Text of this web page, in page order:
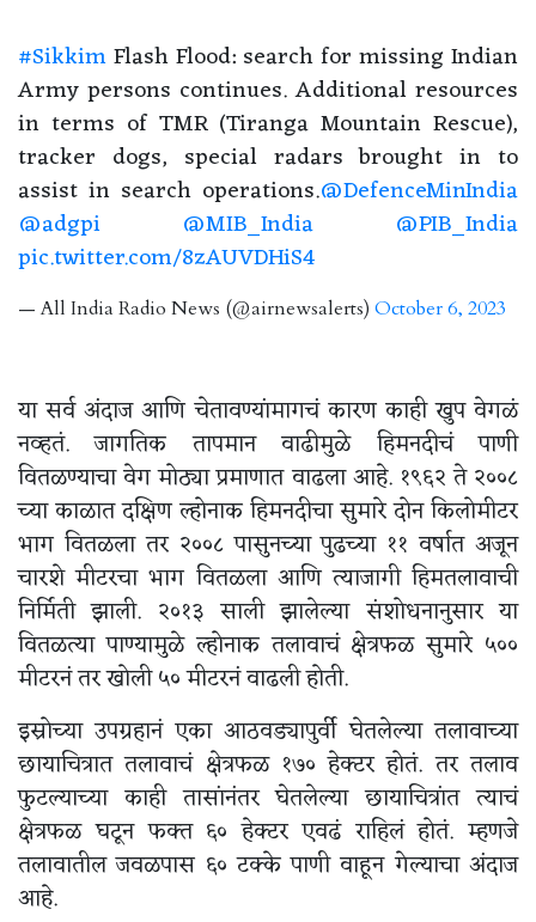
#SikkimFlash Flood: search for missing Indian
Army persons continues. Additional resources
in terms of TMR (Tiranga Mountain Rescue),
tracker dogs, special radars brought in to
assist in search operations.@DefenceMinIndia
@adgpi
@MIB_India
@PIB_India
pic.twitter.com/8zAUVDHiS4
— All India Radio News (@airnewsalerts) October 6, 2023
या सर्व अंदाज आणि चेतावण्यांमागचं कारण काही खुप वेगळं
नव्हतं. जागतिक तापमान वाढीमुळे हिमनदीचं पाणी
वितळण्याचा वेग मोठ्या प्रमाणात वाढला आहे. १९६२ ते २००८
च्या काळात दक्षिण ल्होनाक हिमनदीचा सुमारे दोन किलोमीटर
भाग वितळला तर २००८ पासुनच्या पुढच्या ११ वर्षात अजून
चारशे मीटरचा भाग वितळला आणि त्याजागी हिमतलावाची
निर्मिती झाली. २०१३ साली झालेल्या संशोधनानुसार या
वितळत्या पाण्यामुळे ल्होनाक तलावाचं क्षेत्रफळ सुमारे ५००
मीटरनं तर खोली ५० मीटरनं वाढली होती.
इस्रोच्या उपग्रहानं एका आठवड्यापुर्वी घेतलेल्या तलावाच्या
छायाचित्रात तलावाचं क्षेत्रफळ १७० हेक्टर होतं. तर तलाव
फुटल्याच्या काही तासांनंतर घेतलेल्या छायाचित्रांत त्याचं
क्षेत्रफळ घटून फक्त ६० हेक्टर एवढं राहिलं होतं. म्हणजे
तलावातील जवळपास ६० टक्के पाणी वाहून गेल्याचा अंदाज
आहे.